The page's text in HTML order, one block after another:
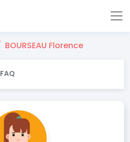
BOURSEAU Florence
FAQ